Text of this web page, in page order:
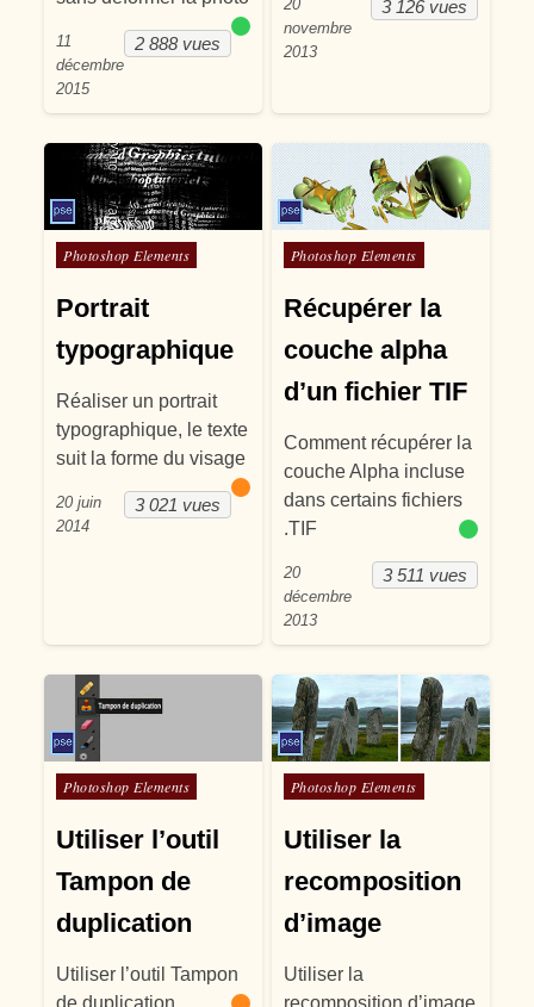
2 888 vues
11
décembre
2015
3 126 vues
20
novembre
2013
Posté dans
Photoshop Elements
Portrait
typographique
Réaliser un portrait
typographique, le texte
suit la forme du visage
3 021 vues
20 juin
2014
Posté dans
Photoshop Elements
Récupérer la
couche alpha
d’un fichier TIF
Comment récupérer la
couche Alpha incluse
dans certains fichiers
.TIF
3 511 vues
20
décembre
2013
Posté dans
Photoshop Elements
Utiliser l’outil
Tampon de
duplication
Utiliser l’outil Tampon
Posté dans
Photoshop Elements
Utiliser la
recomposition
d’image
Utiliser la